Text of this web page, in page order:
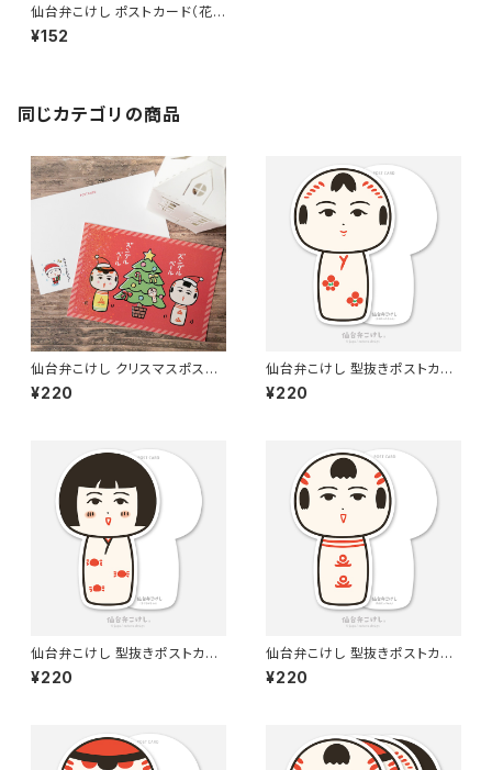
仙台弁こけし ポストカード（花
束）
¥152
同じカテゴリの商品
仙台弁こけし クリスマスポスト
カード
¥220
仙台弁こけし 型抜きポストカー
ド（とおがったちゃん）
¥220
仙台弁こけし 型抜きポストカー
ド（さくなみちゃん）
¥220
仙台弁こけし 型抜きポストカー
ド（なるこっつぁん）
¥220